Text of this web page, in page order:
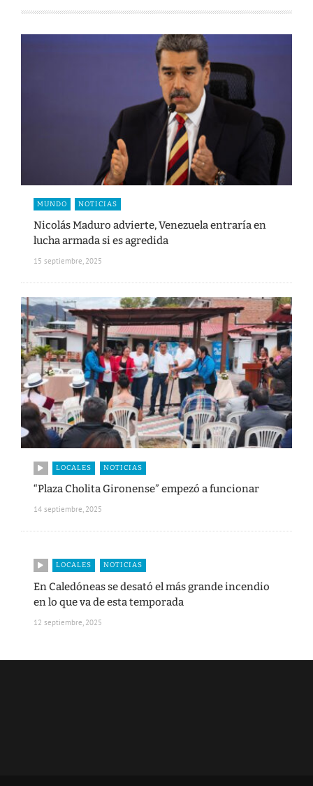
MUNDO NOTICIAS
Nicolás Maduro advierte, Venezuela entraría en
lucha armada si es agredida
15 septiembre, 2025
LOCALES NOTICIAS
“Plaza Cholita Gironense” empezó a funcionar
14 septiembre, 2025
LOCALES NOTICIAS
En Caledóneas se desató el más grande incendio
en lo que va de esta temporada
12 septiembre, 2025